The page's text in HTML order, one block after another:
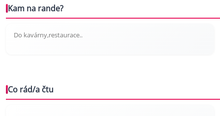
Kam na rande?
Do kavárny,restaurace..
Co rád/a čtu